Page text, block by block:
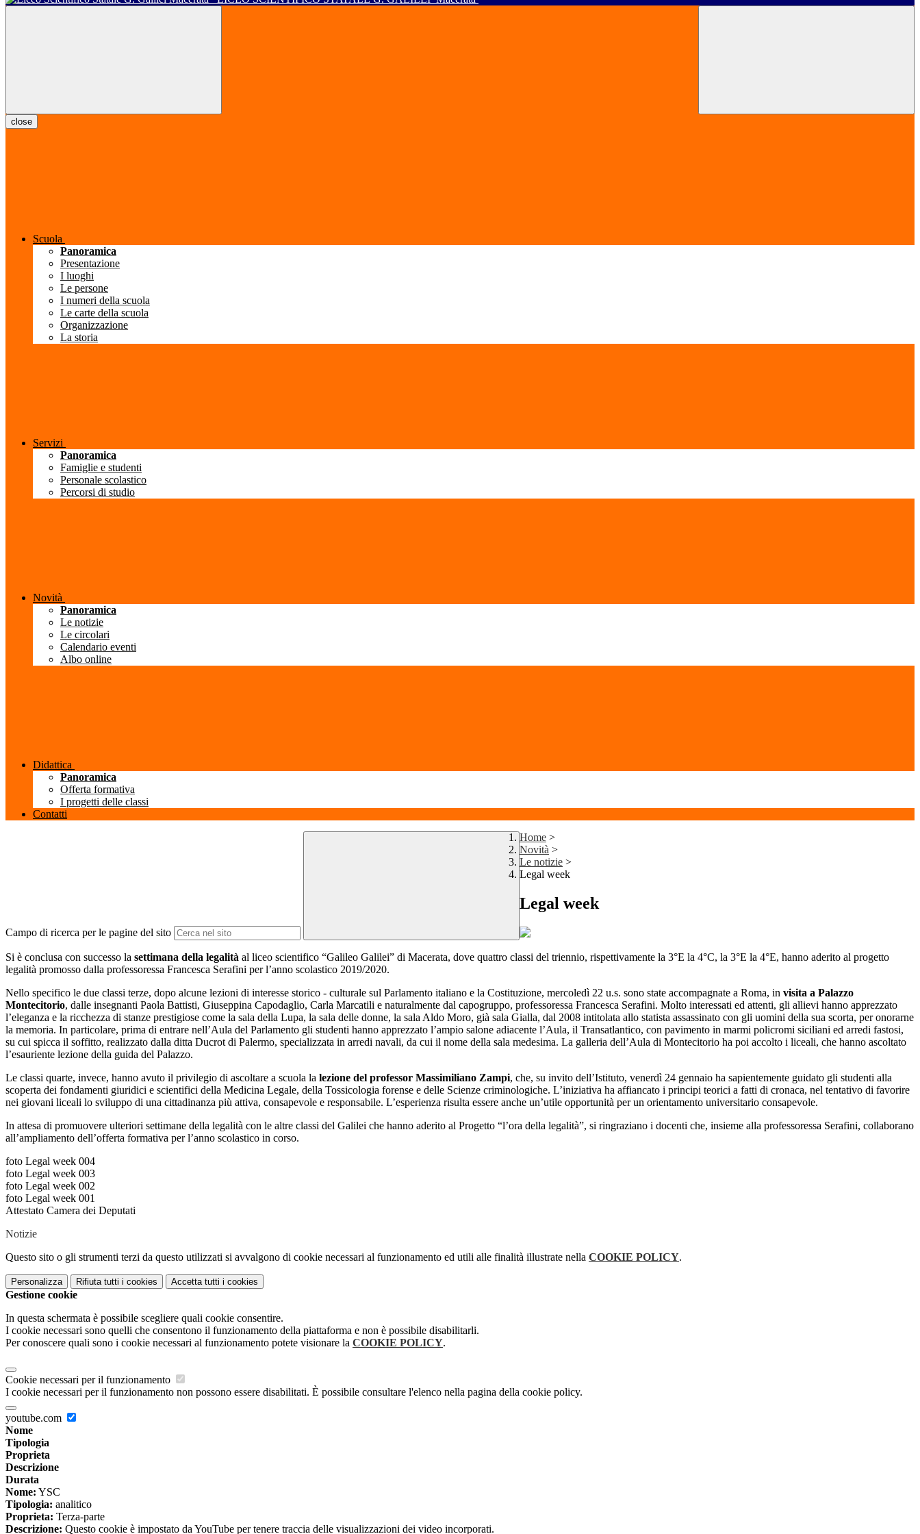
close
Scuola
Panoramica
Presentazione
I luoghi
Le persone
I numeri della scuola
Le carte della scuola
Organizzazione
La storia
Servizi
Panoramica
Famiglie e studenti
Personale scolastico
Percorsi di studio
Novità
Panoramica
Le notizie
Le circolari
Calendario eventi
Albo online
Didattica
Panoramica
Offerta formativa
I progetti delle classi
Contatti
Campo di ricerca per le pagine del sito
Home >
Novità >
Le notizie >
Legal week
Legal week
Si è conclusa con successo la settimana della legalità al liceo scientifico “Galileo Galilei” di Macerata, dove quattro classi del triennio, rispettivamente la 3°E la 4°C, la 3°E la 4°E, hanno aderito al progetto
legalità promosso dalla professoressa Francesca Serafini per l’anno scolastico 2019/2020.
Nello specifico le due classi terze, dopo alcune lezioni di interesse storico - culturale sul Parlamento italiano e la Costituzione, mercoledì 22 u.s. sono state accompagnate a Roma, in visita a Palazzo
Montecitorio, dalle insegnanti Paola Battisti, Giuseppina Capodaglio, Carla Marcatili e naturalmente dal capogruppo, professoressa Francesca Serafini. Molto interessati ed attenti, gli allievi hanno apprezzato
l’eleganza e la ricchezza di stanze prestigiose come la sala della Lupa, la sala delle donne, la sala Aldo Moro, già sala Gialla, dal 2008 intitolata allo statista assassinato con gli uomini della sua scorta, per onorarne
la memoria. In particolare, prima di entrare nell’Aula del Parlamento gli studenti hanno apprezzato l’ampio salone adiacente l’Aula, il Transatlantico, con pavimento in marmi policromi siciliani ed arredi fastosi,
su cui spicca il soffitto, realizzato dalla ditta Ducrot di Palermo, specializzata in arredi navali, da cui il nome della sala medesima. La galleria dell’Aula di Montecitorio ha poi accolto i liceali, che hanno ascoltato
l’esauriente lezione della guida del Palazzo.
Le classi quarte, invece, hanno avuto il privilegio di ascoltare a scuola la lezione del professor Massimiliano Zampi, che, su invito dell’Istituto, venerdì 24 gennaio ha sapientemente guidato gli studenti alla
scoperta dei fondamenti giuridici e scientifici della Medicina Legale, della Tossicologia forense e delle Scienze criminologiche. L’iniziativa ha affiancato i principi teorici a fatti di cronaca, nel tentativo di favorire
nei giovani liceali lo sviluppo di una cittadinanza più attiva, consapevole e responsabile. L’esperienza risulta essere anche un’utile opportunità per un orientamento universitario consapevole.
In attesa di promuovere ulteriori settimane della legalità con le altre classi del Galilei che hanno aderito al Progetto “l’ora della legalità”, si ringraziano i docenti che, insieme alla professoressa Serafini, collaborano
all’ampliamento dell’offerta formativa per l’anno scolastico in corso.
foto Legal week 004
foto Legal week 003
foto Legal week 002
foto Legal week 001
Attestato Camera dei Deputati
Notizie
Questo sito o gli strumenti terzi da questo utilizzati si avvalgono di cookie necessari al funzionamento ed utili alle finalità illustrate nella COOKIE POLICY.
Personalizza Rifiuta tutti i cookies Accetta tutti i cookies
Gestione cookie
In questa schermata è possibile scegliere quali cookie consentire.
I cookie necessari sono quelli che consentono il funzionamento della piattaforma e non è possibile disabilitarli.
Per conoscere quali sono i cookie necessari al funzionamento potete visionare la COOKIE POLICY.
Cookie necessari per il funzionamento
I cookie necessari per il funzionamento non possono essere disabilitati. È possibile consultare l'elenco nella pagina della cookie policy.
youtube.com
Nome
Tipologia
Proprieta
Descrizione
Durata
Nome: YSC
Tipologia: analitico
Proprieta: Terza-parte
Descrizione: Questo cookie è impostato da YouTube per tenere traccia delle visualizzazioni dei video incorporati.